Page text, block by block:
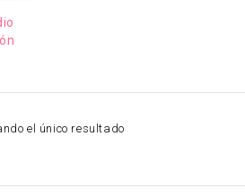
el único resultado